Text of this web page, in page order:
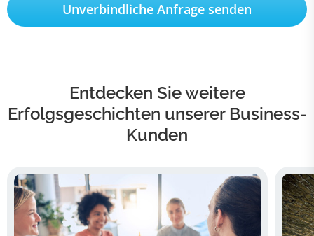
Unverbindliche Anfrage senden
Entdecken Sie weitere
Erfolgsgeschichten unserer Business-
Kunden